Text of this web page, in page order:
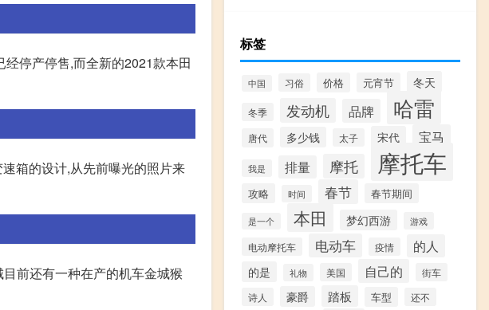
停产停售,而全新的2021款本田
箱的设计,从先前曝光的照片来
前还有一种在产的机车金城猴
标签
中国 习俗 价格 元宵节 冬天
冬季 发动机 品牌 哈雷
唐代 多少钱 太子 宋代 宝马
我是 排量 摩托 摩托车
攻略 时间 春节 春节期间
是一个 本田 梦幻西游 游戏
电动摩托车 电动车 疫情 的人
的是 礼物 美国 自己的
街车
诗人
豪爵 踏板 车型 还不